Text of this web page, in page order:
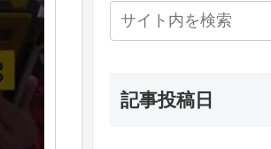
記事投稿日